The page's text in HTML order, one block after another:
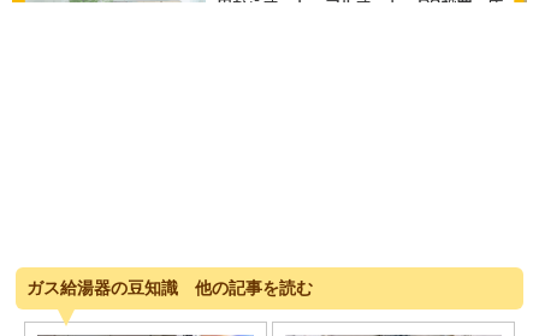
ガス給湯器の豆知識 他の記事を読む